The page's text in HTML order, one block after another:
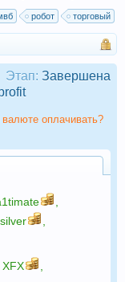
робот торговый
Этап: Завершена
валюте оплачивать?
silver
XFX